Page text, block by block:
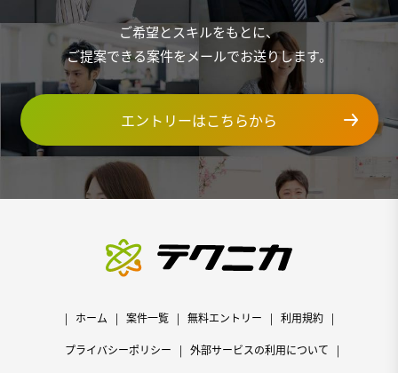
ご希望とスキルをもとに、
ご提案できる案件をメールでお送りします。
エントリーはこちらから
ホーム 案件一覧 無料エントリー 利用規約
プライバシーポリシー 外部サービスの利用について